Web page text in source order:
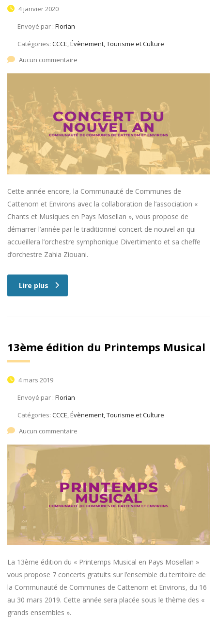
4 janvier 2020
Envoyé par : Florian
Catégories: CCCE, Évènement, Tourisme et Culture
Aucun commentaire
Cette année encore, la Communauté de Communes de
Cattenom et Environs avec la collaboration de l’association «
Chants et Musiques en Pays Mosellan », vous propose de
démarrer l’année par le traditionnel concert de nouvel an qui
accueillera l’orchestre symphonique Divertimento et sa cheffe
d’orchestre Zahia Ziouani.
Lire plus
13ème édition du Printemps Musical
4 mars 2019
Envoyé par : Florian
Catégories: CCCE, Évènement, Tourisme et Culture
Aucun commentaire
La 13ème édition du « Printemps Musical en Pays Mosellan »
vous propose 7 concerts gratuits sur l’ensemble du territoire de
la Communauté de Communes de Cattenom et Environs, du 16
au 30 mars 2019. Cette année sera placée sous le thème des «
grands ensembles ».